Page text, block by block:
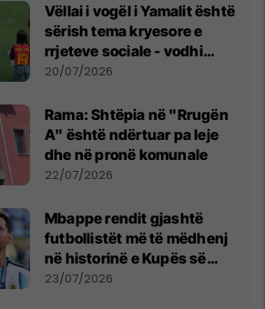
Vëllai i vogël i Yamalit është
sërish tema kryesore e
rrjeteve sociale - vodhi
vëmendjen pas finales së
20/07/2026
Rama: Shtëpia në "Rrugën
A" është ndërtuar pa leje
dhe në pronë komunale
22/07/2026
Mbappe rendit gjashtë
futbollistët më të mëdhenj
në historinë e Kupës së
Botës, Messi mbetet i dyti
23/07/2026